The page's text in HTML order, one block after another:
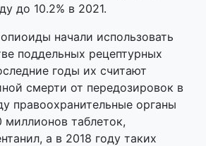
до 10.2% в 2021.
начали использовать
поддельных рецептурных
годы их считают
смерти от передозировок в
правоохранительные органы
миллионов таблеток,
а в 2018 году таких